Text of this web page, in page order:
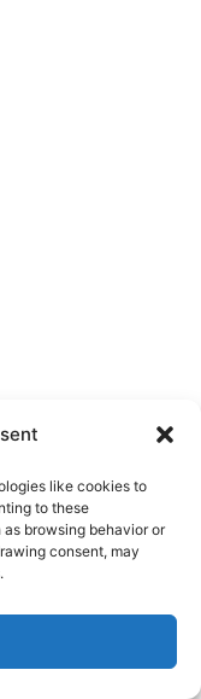
like cookies to
to these
browsing behavior or
consent, may